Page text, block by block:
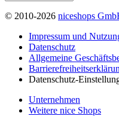
© 2010-2026 niceshops
Impressum und
Datenschutz
Allgemeine
Datenschutz-
Unternehmen
Weitere nice Shops